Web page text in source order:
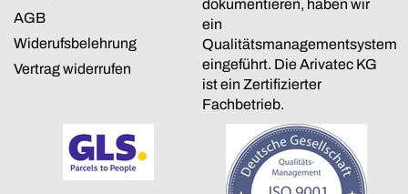
AGB
Widerufsbelehrung
Vertrag widerrufen
dokumentieren, haben wir
ein
Qualitätsmanagementsystem
eingeführt. Die Arivatec KG
ist ein Zertifizierter
Fachbetrieb.